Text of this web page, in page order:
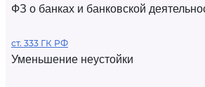
ФЗ о банках и банковской
ст. 333 ГК РФ
Уменьшение неустойки